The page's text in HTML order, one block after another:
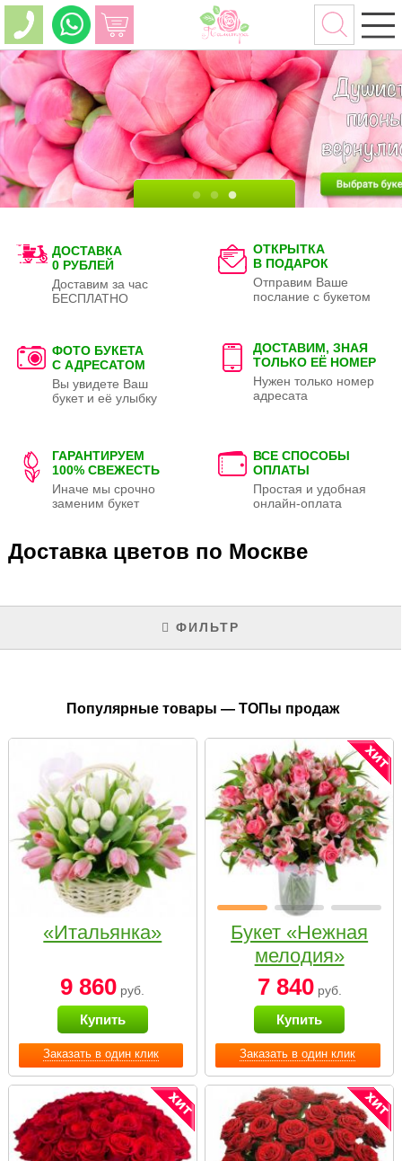
ДОСТАВКА
0 РУБЛЕЙ
Доставим за час
БЕСПЛАТНО
ОТКРЫТКА
В ПОДАРОК
Отправим Ваше
послание с букетом
ФОТО БУКЕТА
С АДРЕСАТОМ
Вы увидете Ваш
букет и её улыбку
ДОСТАВИМ, ЗНАЯ
ТОЛЬКО ЕЁ НОМЕР
Нужен только номер
адресата
ГАРАНТИРУЕМ
100% СВЕЖЕСТЬ
Иначе мы срочно
заменим букет
ВСЕ СПОСОБЫ
ОПЛАТЫ
Простая и удобная
онлайн-оплата
Доставка цветов по Москве
ФИЛЬТР
Популярные товары — ТОПы продаж
Заказать в один клик
«Итальянка»
9 860 руб.
Купить
Заказать в один клик
Букет «Нежная
мелодия»
7 840руб.
Купить